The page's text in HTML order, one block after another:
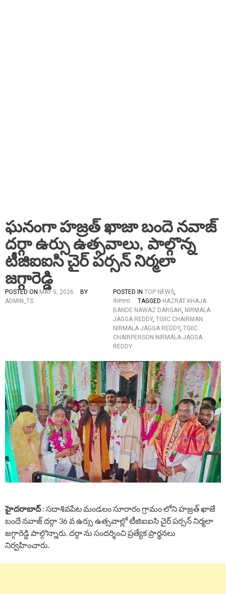
ఘనంగా హజ్రత్ ఖాజా బందె నవాజ్
దర్గా ఉర్సు ఉత్సవాలు, పాల్గొన్న
టీజిఐఐసి చైర్ పర్సన్ నిర్మలా
జగ్గారెడ్డి
POSTED ON MAY 5, 2026
BY
ADMIN_TS
POSTED IN TOP NEWS,
तेलंगाना
TAGGED HAZRAT KHAJA
BANDE NAWAZ DARGAH, NIRMALA
JAGGA REDDY, TGIIC CHAIRMAN
NIRMALA JAGGA REDDY, TGIIC
CHAIRPERSON NIRMALA JAGGA
REDDY
హైదరాబాద్: సదాశివపేట మండలం సూరారం గ్రామం లోని హజ్రత్ ఖాజే
బందే నవాజ్ దర్గా 36 వ ఉర్సు ఉత్సవాల్లో టీజిఐఐసి చైర్ పర్సన్ నిర్మలా
జగ్గారెడ్డి పాల్గొన్నారు. దర్గా ను సందర్శించి ప్రత్యేక ప్రార్థనలు
నిర్వహించారు.